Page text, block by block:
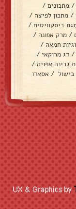
/ מתכונים /
/ מתכון לפיצה /
ביסקוויטים /
/ מרק אפונה /
חמאה /
/ דג מרוקאי /
גבינה אפויה /
/ אסאדו